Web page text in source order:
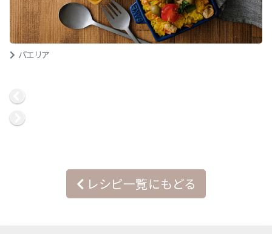
パエリア
レシピ一覧にもどる